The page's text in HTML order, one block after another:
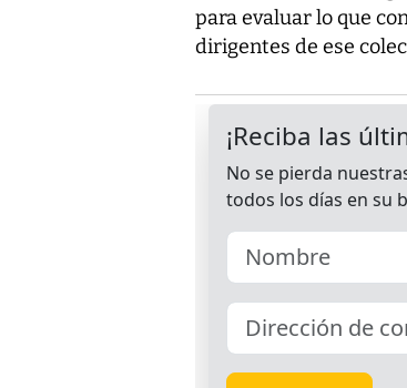
para evaluar lo que
dirigentes de ese